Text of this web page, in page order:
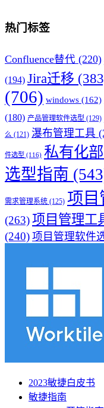
热门标签
Confluence替代 (220)
(194) Jira迁移
(706) windows (162)
(180) 产品管理软件选型 (129)
么 (121) 瀑布管理工具
件选型 (116) 私有化
选型指南
需求管理系统 (125) 项目
(263)项目管理工
(240) 项目管理软件
2023敏捷白皮书
敏捷指南